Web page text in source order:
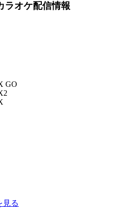
ラオケ配信情報
GO
見る